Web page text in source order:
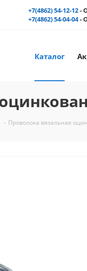
+7(4862) 54-12-12-
+7(4862) 54-04-04-
Каталог
- Проволока вязальная